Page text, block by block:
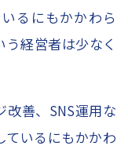
るにもかかわら
経営者は少なく
改善、SNS運用な
ているにもかかわ